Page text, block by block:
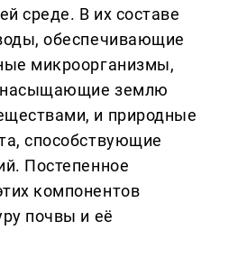
среде. В их составе
обеспечивающие
микроорганизмы,
землю
и природные
способствующие
Постепенное
компонентов
почвы и её